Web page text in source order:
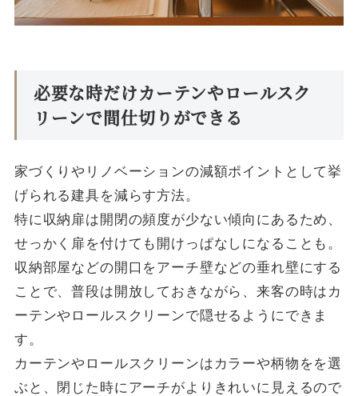
必要な時だけカーテンやロールスク
リーンで間仕切りができる
家づくりやリノベーションの減額ポイントとして挙
げられる建具を減らす方法。
特に収納扉は開閉の頻度が少ない傾向にあるため、
せっかく扉を付けても開けっぱなしになることも。
収納部屋などの開口をアーチ壁などの垂れ壁にする
ことで、普段は開放しておきながら、来客の時はカ
ーテンやロールスクリーンで隠せるようにできま
す。
カーテンやロールスクリーンはカラーや柄物をを選
ぶと、閉じた時にアーチがよりきれいに見えるので